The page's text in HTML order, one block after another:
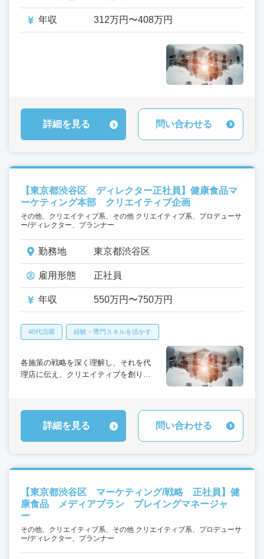
年収 312万円〜408万円
詳細を見る 問い合わせる
【東京都渋谷区 ディレクター正社員】健康食品マ
ーケティング本部 クリエイティブ企画
その他、クリエイティブ系、その他 クリエイティブ系、プロデューサ
ー/ディレクター、プランナー
勤務地 東京都渋谷区
雇用形態 正社員
年収 550万円〜750万円
40代活躍 経験・専門スキルを活かす
各施策の戦略を深く理解し、それを代
理店に伝え、クリエイティブを創り上
詳細を見る 問い合わせる
【東京都渋谷区 マーケティング/戦略 正社員】健
康食品 メディアプラン プレイングマネージャ
ー
その他、クリエイティブ系、その他 クリエイティブ系、プロデューサ
ー/ディレクター、プランナー